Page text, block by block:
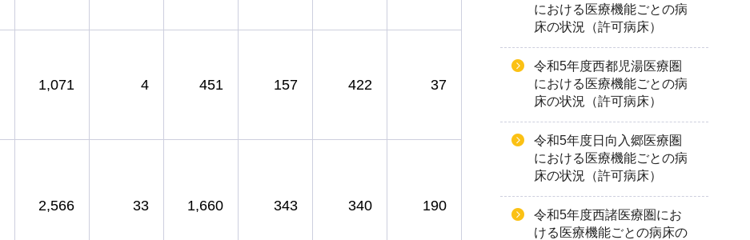
1,071 4 451 157 422 37
2,566 33 1,660 343 340 190
における医療機能ごとの病
床の状況（許可病床）
令和5年度西都児湯医療圏
における医療機能ごとの病
床の状況（許可病床）
令和5年度日向入郷医療圏
における医療機能ごとの病
床の状況（許可病床）
令和5年度西諸医療圏にお
ける医療機能ごとの病床の